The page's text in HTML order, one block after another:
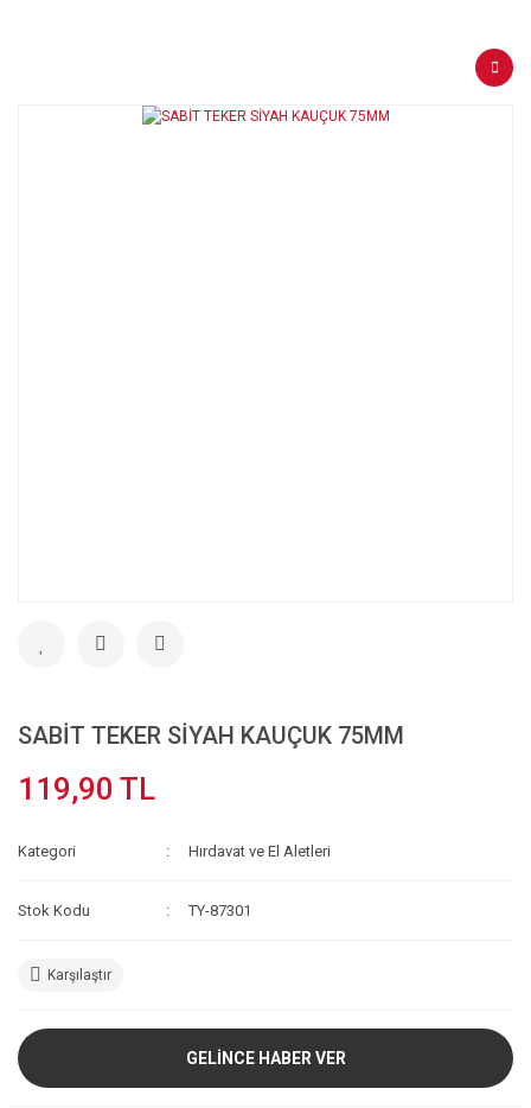
SABİT TEKER SİYAH KAUÇUK 75MM
119,90 TL
Kategori Hırdavat ve El Aletleri
Stok Kodu TY-87301
Karşılaştır
GELİNCE HABER VER